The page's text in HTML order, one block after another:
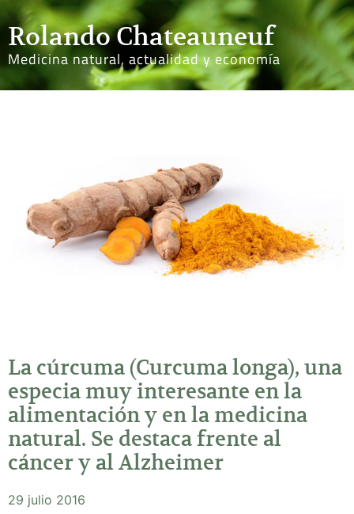
Rolando Chateauneuf
Medicina natural, actualidad y economía
La cúrcuma (Curcuma longa), una
especia muy interesante en la
alimentación y en la medicina
natural. Se destaca frente al
cáncer y al Alzheimer
29 julio 2016